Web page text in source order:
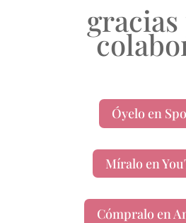
gracias
Óyelo en
Míralo en
Cómpralo en